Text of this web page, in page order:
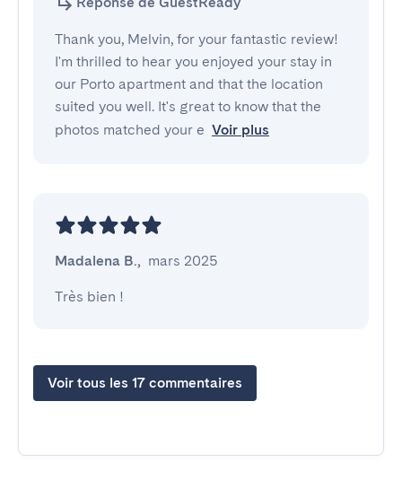
Thank you, Melvin, for your fantastic review!
I'm thrilled to hear you enjoyed your stay in
our Porto apartment and that the location
suited you well. It's great to know that the
photos matched your e Voir plus
Madalena B., mars 2025
Très bien !
Voir tous les 17 commentaires